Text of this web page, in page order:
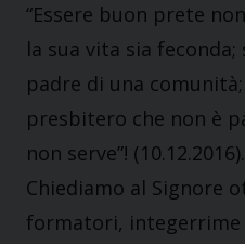
“Essere buon prete
la sua vita sia feconda;
padre di una
presbitero che non è
non serve”! (10.12.2016).
Chiediamo al Signore
formatori, integerrime